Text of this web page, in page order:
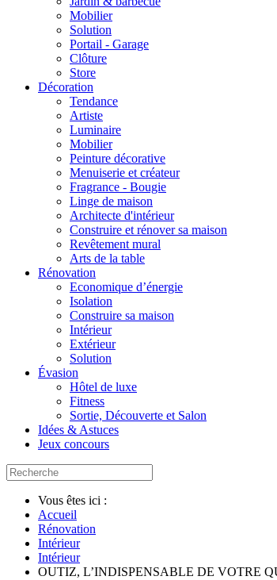
Mobilier
Solution
Portail - Garage
Clôture
Store
Décoration
Tendance
Artiste
Luminaire
Mobilier
Peinture décorative
Menuiserie et créateur
Fragrance - Bougie
Linge de maison
Architecte d'intérieur
Construire et rénover sa maison
Revêtement mural
Arts de la table
Rénovation
Economique d’énergie
Isolation
Construire sa maison
Intérieur
Extérieur
Solution
Évasion
Hôtel de luxe
Fitness
Sortie, Découverte et Salon
Idées & Astuces
Jeux concours
Vous êtes ici :
Accueil
Rénovation
Intérieur
Intérieur
OUTIZ, L’INDISPENSABLE DE VOTRE